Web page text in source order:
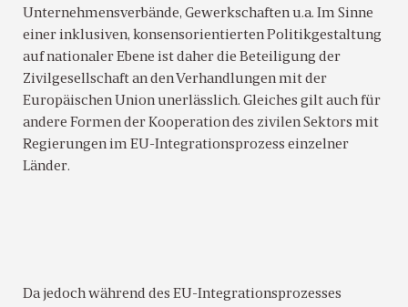
Unternehmensverbände, Gewerkschaften u.a. Im Sinne
einer inklusiven, konsensorientierten Politikgestaltung
auf nationaler Ebene ist daher die Beteiligung der
Zivilgesellschaft an den Verhandlungen mit der
Europäischen Union unerlässlich. Gleiches gilt auch für
andere Formen der Kooperation des zivilen Sektors mit
Regierungen im EU-Integrationsprozess einzelner
Länder.
Da jedoch während des EU-Integrationsprozesses